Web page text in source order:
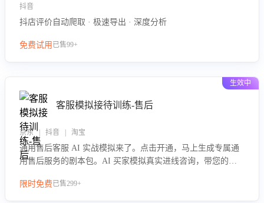
抖音
抖店评价自动爬取 · 极速导出 · 深度分析
免费试用 已售99+
生效中
客服模拟接待训练-售后
京东 | 抖音 | 淘宝
通用售后客服 AI 实战模拟来了。点击开通，马上生成专属通
用售后服务的剧本包。AI 买家模拟真实进线咨询，带您的客
要点，轻松提升服务能力。
限时免费已售299+